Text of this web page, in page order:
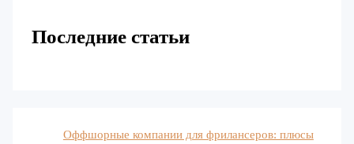
Последние статьи
Оффшорные компании для фрилансеров: плюсы